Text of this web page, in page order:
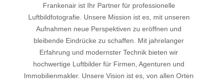
Frankenair ist Ihr Partner für professionelle
Luftbildfotografie. Unsere Mission ist es, mit unseren
Aufnahmen neue Perspektiven zu eröffnen und
bleibende Eindrücke zu schaffen. Mit jahrelanger
Erfahrung und modernster Technik bieten wir
hochwertige Luftbilder für Firmen, Agenturen und
Immobilienmakler. Unsere Vision ist es, von allen Orten